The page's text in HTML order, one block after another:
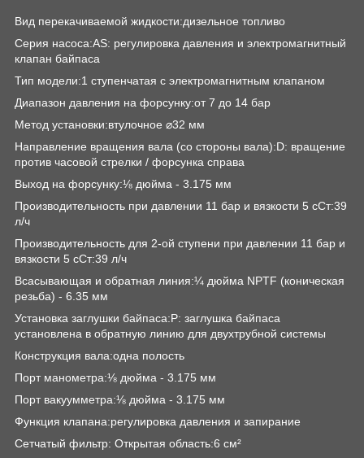
Вид перекачиваемой жидкости:дизельное топливо
Серия насоса:AS: регулировка давления и электромагнитный
клапан байпаса
Тип модели:1 ступенчатая с электромагнитным клапаном
Диапазон давления на форсунку:от 7 до 14 бар
Метод установки:втулочное ⌀32 мм
Направление вращения вала (со стороны вала):D: вращение
против часовой стрелки / форсунка справа
Выход на форсунку:⅛ дюйма - 3.175 мм
Производительность при давлении 11 бар и вязкости 5 сСт:39
л/ч
Производительность для 2-ой ступени при давлении 11 бар и
вязкости 5 сСт:39 л/ч
Всасывающая и обратная линия:¼ дюйма NPTF (коническая
резьба) - 6.35 мм
Установка заглушки байпаса:P: заглушка байпаса
установлена в обратную линию для двухтрубной системы
Конструкция вала:одна полость
Порт манометра:⅛ дюйма - 3.175 мм
Порт вакуумметра:⅛ дюйма - 3.175 мм
Функция клапана:регулировка давления и запирание
Сетчатый фильтр: Открытая область:6 см²